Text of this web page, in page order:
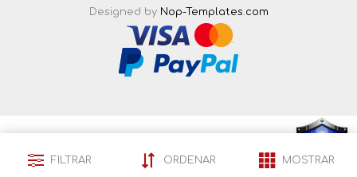
Designed by Nop-Templates.com
FILTRAR ORDENAR MOSTRAR